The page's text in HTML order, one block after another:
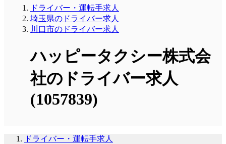
ドライバー・運転手求人
埼玉県のドライバー求人
川口市のドライバー求人
ハッピータクシー株式会
社のドライバー求人
(1057839)
ドライバー・運転手求人